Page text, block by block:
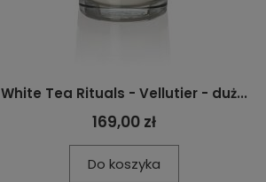
White Tea Rituals - Vellutier - duż...
169,00 zł
Do koszyka